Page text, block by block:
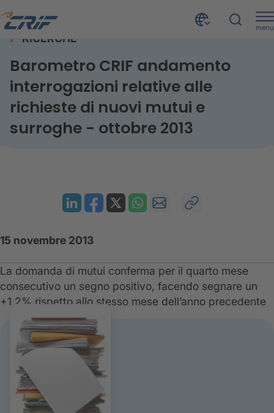
menu
Home Risorse
RICERCHE
Barometro CRIF andamento
interrogazioni relative alle
richieste di nuovi mutui e
surroghe - ottobre 2013
15 novembre 2013
La domanda di mutui conferma per il quarto mese
consecutivo un segno positivo, facendo segnare un
+1,2% rispetto allo stesso mese dell’anno precedente